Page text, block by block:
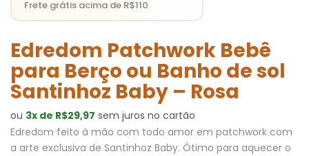
Edredom Patchwork Bebê
para Berço ou Banho de sol
Santinhoz Baby – Rosa
ou 3x de R$29,97 sem juros no cartão
Edredom feito à mão com todo amor em patchwork com
a arte exclusiva de Santinhoz Baby. Ótimo para aquecer o